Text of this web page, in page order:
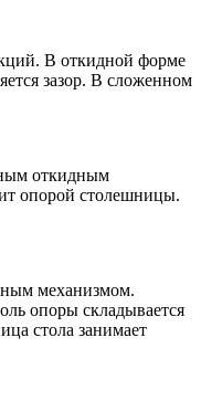
В откидной форме
зазор. В сложенном
откидным
опорой столешницы.
механизмом.
опоры складывается
стола занимает